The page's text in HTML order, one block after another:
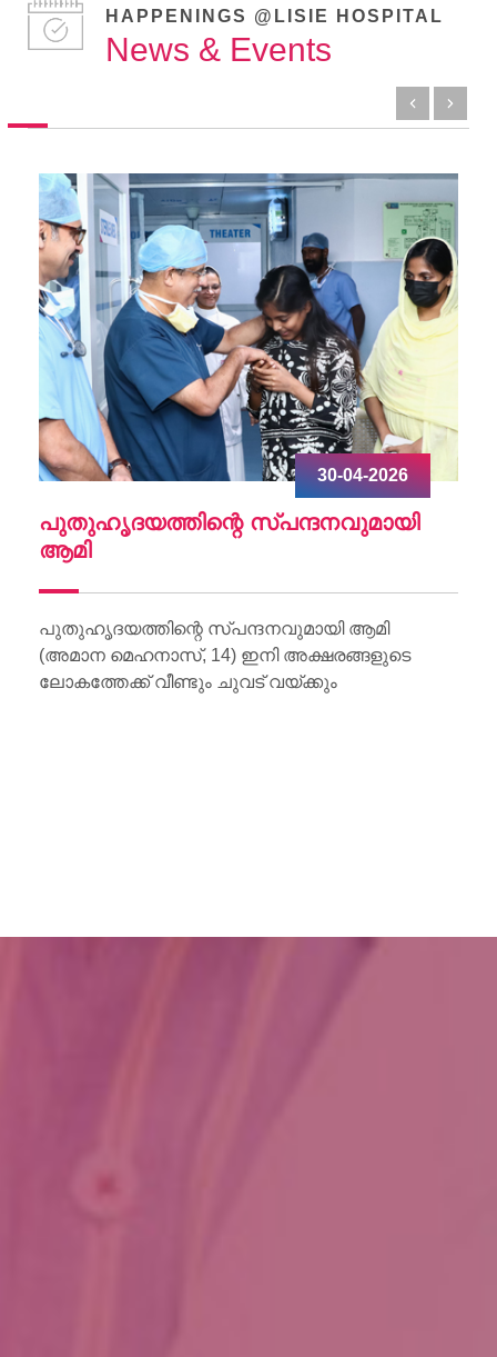
HAPPENINGS @LISIE HOSPITAL
News & Events
30-04-2026
പുതുഹൃദയത്തിന്റെ സ്പന്ദനവുമായി
ആമി
പുതുഹൃദയത്തിന്റെ സ്പന്ദനവുമായി ആമി
(അമാന മെഹനാസ്, 14) ഇനി അക്ഷരങ്ങളുടെ
ലോകത്തേക്ക് വീണ്ടും ചുവട് വയ്ക്കും